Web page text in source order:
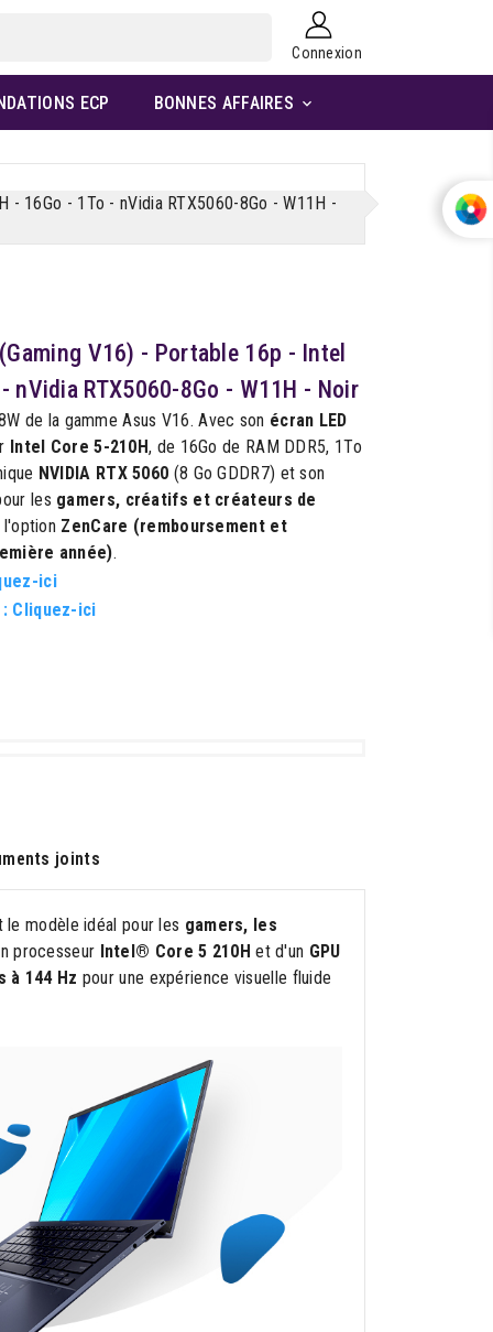
Connexion
ECP BONNES AFFAIRES 
16Go - 1To - nVidia RTX5060-8Go - W11H -
V16) - Portable 16p - Intel
nVidia RTX5060-8Go - W11H - Noir
de la gamme Asus V16. Avec son écran LED
Intel Core 5-210H, de 16Go de RAM DDR5, 1To
NVIDIA RTX 5060 (8 Go GDDR7) et son
les gamers, créatifs et créateurs de
ZenCare (remboursement et
année).
ici
Cliquez-ici
joints
modèle idéal pour les gamers, les
processeur Intel® Core 5 210H et d'un GPU
à 144 Hz pour une expérience visuelle fluide